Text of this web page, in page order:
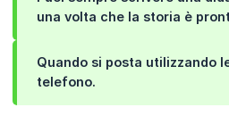
una volta che la storia è
Quando si posta utilizzando
telefono.